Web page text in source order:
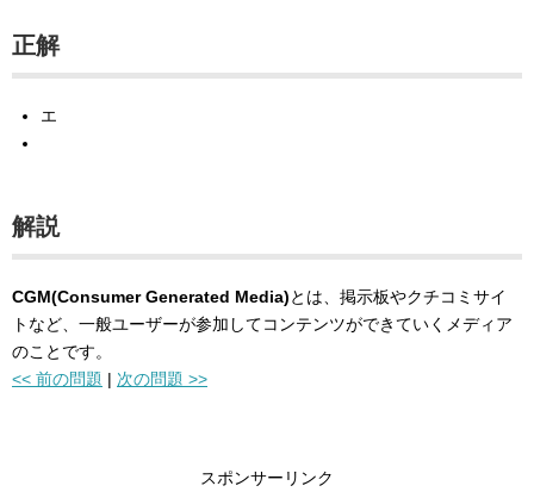
正解
エ
解説
CGM(Consumer Generated Media)とは、掲示板やクチコミサイ
トなど、一般ユーザーが参加してコンテンツができていくメディア
のことです。
<< 前の問題 | 次の問題 >>
スポンサーリンク